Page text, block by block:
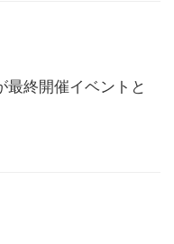
最終開催イベントと